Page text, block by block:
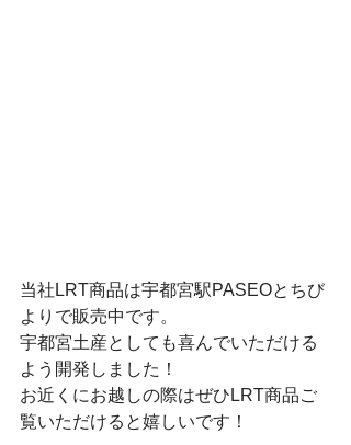
当社LRT商品は宇都宮駅PASEOとちび
よりで販売中です。
宇都宮土産としても喜んでいただける
よう開発しました！
お近くにお越しの際はぜひLRT商品ご
覧いただけると嬉しいです！